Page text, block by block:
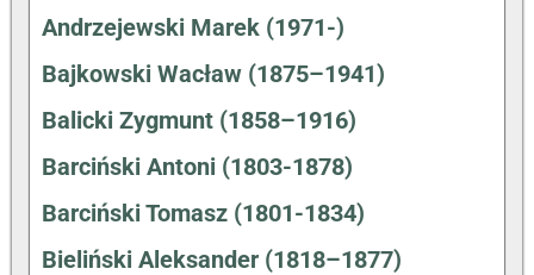
Andrzejewski Marek (1971-)
Bajkowski Wacław (1875–1941)
Balicki Zygmunt (1858–1916)
Barciński Antoni (1803-1878)
Barciński Tomasz (1801-1834)
Bieliński Aleksander (1818–1877)